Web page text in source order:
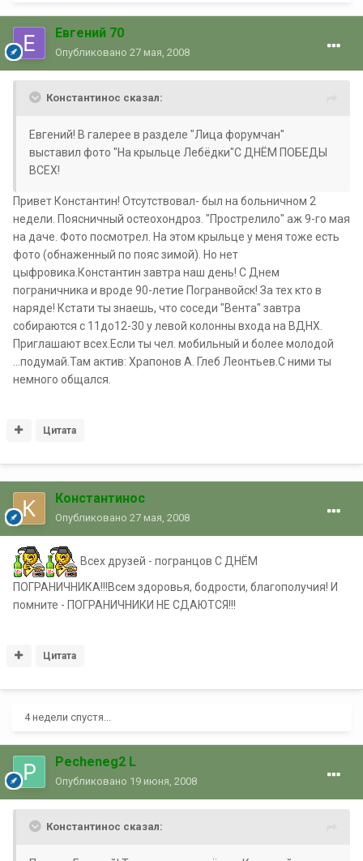
Евгений 70
Опубликовано 27 мая, 2008
Константинос сказал:
Евгений! В галерее в разделе "Лица форумчан"
выставил фото "На крыльце Лебёдки"С ДНЁМ ПОБЕДЫ
ВСЕХ!
Привет Константин! Отсутствовал- был на больничном 2
недели. Поясничный остеохондроз. "Прострелило" аж 9-го мая
на даче. Фото посмотрел. На этом крыльце у меня тоже есть
фото (обнаженный по пояс зимой). Но нет
цыфровика.Константин завтра наш день! С Днем
пограничника и вроде 90-летие Погранвойск! За тех кто в
наряде! Кстати ты знаешь, что соседи "Вента" завтра
собираются с 11до12-30 у левой колонны входа на ВДНХ.
Приглашают всех.Если ты чел. мобильный и более молодой
...подумай.Там актив: Храпонов А. Глеб Леонтьев.С ними ты
немного общался.
Цитата
Константинос
Опубликовано 27 мая, 2008
Всех друзей - погранцов С ДНЁМ
ПОГРАНИЧНИКА!!!Всем здоровья, бодрости, благополучия! И
помните - ПОГРАНИЧНИКИ НЕ СДАЮТСЯ!!!
Цитата
4 недели спустя...
Pecheneg2 L
Опубликовано 19 июня, 2008
Константинос сказал: